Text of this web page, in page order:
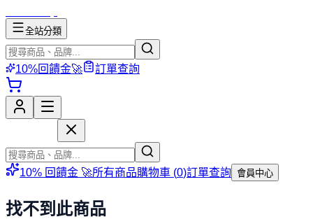
全站分類
10%回饋金🚀 訂單查詢
10% 回饋金 🚀所有商品購物車 (0)訂單查詢 會員中心
找不到此商品